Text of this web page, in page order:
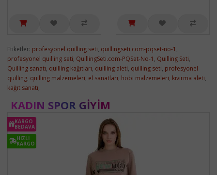
Etiketler: profesyonel quilling seti, quillingseti.com-pqset-no-1 ,
profesyonel quilling seti, QuillingSeti.com-PQSet-No-1 , Quilling Seti,
Quilling sanatı, quilling kağıtları, quilling aleti, quilling seti, profesyonel
quilling, quilling malzemeleri, el sanatları, hobi malzemeleri, kıvırma aleti,
kağıt sanatı,
KADIN SPOR GIYIM
KARGO
BEDAVA
HIZLI
KARGO